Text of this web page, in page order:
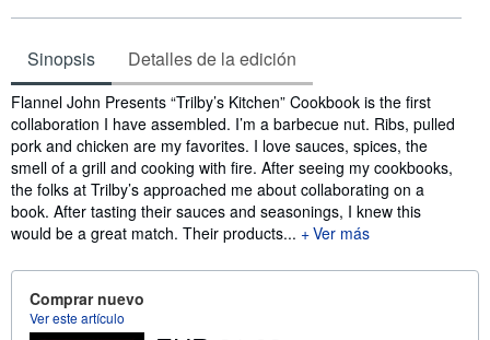
Sinopsis Detalles de la edición
Sinopsis
Flannel John Presents “Trilby’s Kitchen” Cookbook is the first
collaboration I have assembled. I’m a barbecue nut. Ribs, pulled
pork and chicken are my favorites. I love sauces, spices, the
smell of a grill and cooking with fire. After seeing my cookbooks,
the folks at Trilby’s approached me about collaborating on a
book. After tasting their sauces and seasonings, I knew this
would be a great match. Their products...
Ver más
Comprar nuevo
Ver este artículo